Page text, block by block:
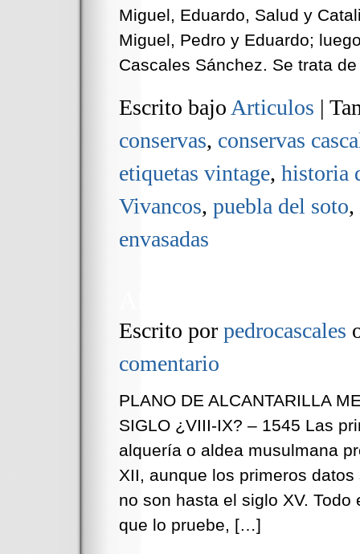
Miguel, Eduardo, Salud y
Miguel, Pedro y Eduardo;
Cascales Sánchez. Se trata
Escrito bajo Articulos |
conservas, conservas
etiquetas vintage, historia
Vivancos, puebla del soto,
envasadas
Escrito por pedrocascales
comentario
PLANO DE ALCANTARILLA
SIGLO ¿VIII-IX? – 1545 Las
alquería o aldea musulmana
XII, aunque los primeros
no son hasta el siglo XV.
que lo pruebe, […]